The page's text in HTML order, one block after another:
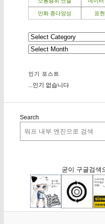
만화 종다양성 표
인기 포스트
...인기 없습니다
Search
굳이 구글검색